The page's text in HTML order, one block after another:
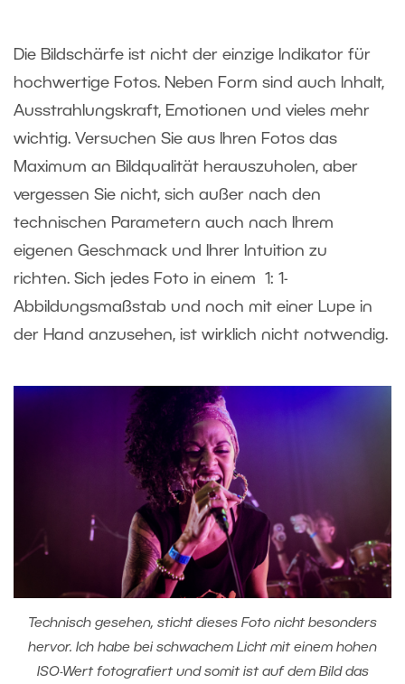
Die Bildschärfe ist nicht der einzige Indikator für
hochwertige Fotos. Neben Form sind auch Inhalt,
Ausstrahlungskraft, Emotionen und vieles mehr
wichtig. Versuchen Sie aus Ihren Fotos das
Maximum an Bildqualität herauszuholen, aber
vergessen Sie nicht, sich außer nach den
technischen Parametern auch nach Ihrem
eigenen Geschmack und Ihrer Intuition zu
richten. Sich jedes Foto in einem 1: 1-
Abbildungsmaßstab und noch mit einer Lupe in
der Hand anzusehen, ist wirklich nicht notwendig.
Technisch gesehen, sticht dieses Foto nicht besonders
hervor. Ich habe bei schwachem Licht mit einem hohen
ISO-Wert fotografiert und somit ist auf dem Bild das